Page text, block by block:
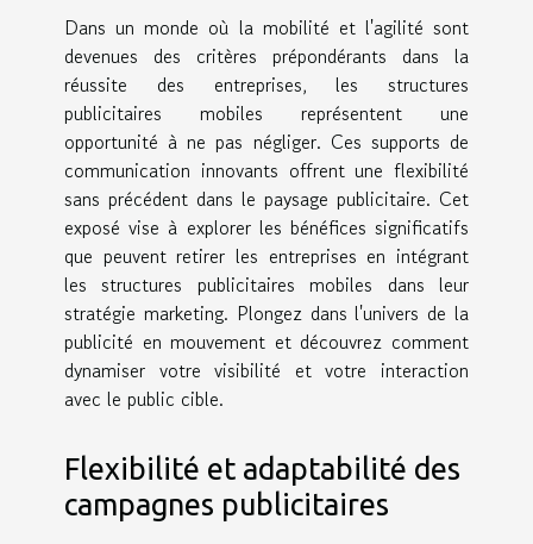
Dans un monde où la mobilité et l'agilité sont
devenues des critères prépondérants dans la
réussite des entreprises, les structures
publicitaires mobiles représentent une
opportunité à ne pas négliger. Ces supports de
communication innovants offrent une flexibilité
sans précédent dans le paysage publicitaire. Cet
exposé vise à explorer les bénéfices significatifs
que peuvent retirer les entreprises en intégrant
les structures publicitaires mobiles dans leur
stratégie marketing. Plongez dans l'univers de la
publicité en mouvement et découvrez comment
dynamiser votre visibilité et votre interaction
avec le public cible.
Flexibilité et adaptabilité des
campagnes publicitaires